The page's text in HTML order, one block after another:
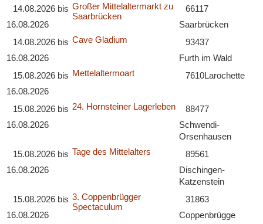
14.08.2026 bis
16.08.2026
Großer Mittelaltermarkt zu
Saarbrücken
66117
Saarbrücken
14.08.2026 bis
16.08.2026
Cave Gladium
93437
Furth im Wald
15.08.2026 bis
16.08.2026
Mettelaltermoart 7610Larochette
15.08.2026 bis
16.08.2026
24. Hornsteiner Lagerleben
88477
Schwendi-
Orsenhausen
15.08.2026 bis
16.08.2026
Tage des Mittelalters
89561
Dischingen-
Katzenstein
15.08.2026 bis
16.08.2026
3. Coppenbrügger
Spectaculum
31863
Coppenbrügge